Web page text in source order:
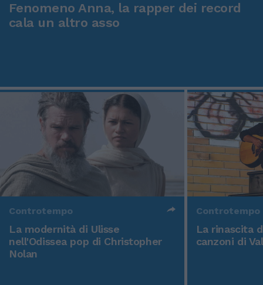
Fenomeno Anna, la rapper dei record
cala un altro asso
Controtempo
La modernità di Ulisse
nell'Odissea pop di Christopher
Nolan
Controtempo
La rinascita
canzoni di